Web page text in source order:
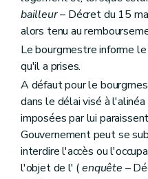
bailleur– Décret du 15
alors tenu au
Le bourgmestre informe
qu'il a prises.
A défaut pour le
dans le délai visé à l'alinéa
imposées par lui
Gouvernement peut se
interdire l'accès ou
l'objet de l' (enquête –